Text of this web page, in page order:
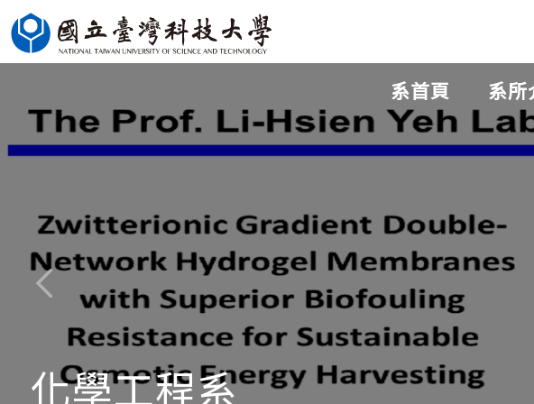
跳
到
容
系首頁 系所
化學工程系